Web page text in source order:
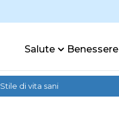
Salute Benessere
Stile di vita sani